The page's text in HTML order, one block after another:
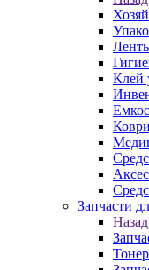
Клей
Запчасти
Назад
Тонер